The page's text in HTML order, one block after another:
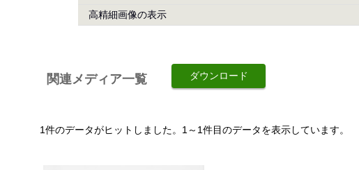
高精細画像の表示
関連メディア一覧 ダウンロード
1件のデータがヒットしました。1～1件目のデータを表示しています。